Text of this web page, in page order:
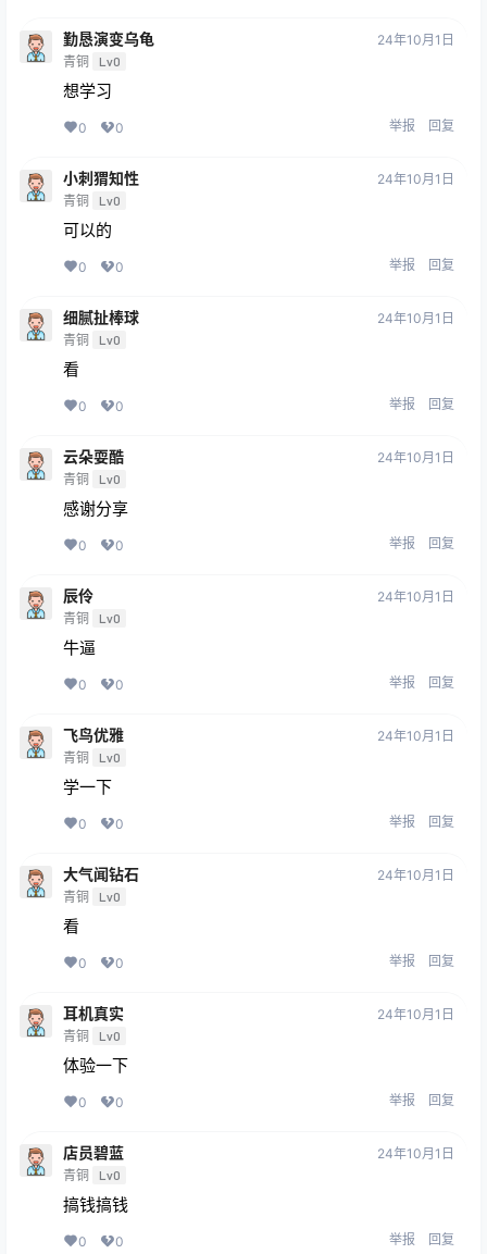
勤恳演变乌龟
青铜 Lv0
24年10月1日
想学习
0 0 举报 回复
小刺猬知性
青铜 Lv0
24年10月1日
可以的
0 0 举报 回复
细腻扯棒球
青铜 Lv0
24年10月1日
看
0 0 举报 回复
云朵耍酷
青铜 Lv0
24年10月1日
感谢分享
0 0 举报 回复
辰伶
青铜 Lv0
24年10月1日
牛逼
0 0 举报 回复
飞鸟优雅
青铜 Lv0
24年10月1日
学一下
0 0 举报 回复
大气闻钻石
青铜 Lv0
24年10月1日
看
0 0 举报 回复
耳机真实
青铜 Lv0
24年10月1日
体验一下
0 0 举报 回复
店员碧蓝
青铜 Lv0
24年10月1日
搞钱搞钱
0 0 举报 回复